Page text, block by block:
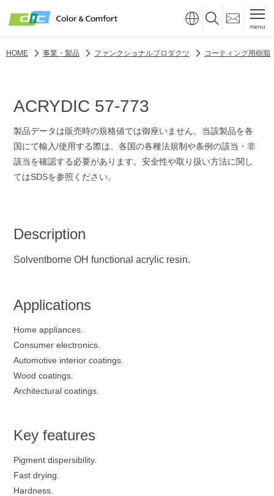
menu
HOME 事業・製品 ファンクショナルプロダクツ コーティング用樹脂
ACRYDIC 57-773
製品データは販売時の規格値では御座いません。当該製品を各
国にて輸入/使用する際は、各国の各種法規制や条例の該当・非
該当を確認する必要があります。安全性や取り扱い方法に関し
てはSDSを参照ください。
Description
Solventborne OH functional acrylic resin.
Applications
Home appliances.
Consumer electronics.
Automotive interior coatings.
Wood coatings.
Architectural coatings.
Key features
Pigment dispersibility.
Fast drying.
Hardness.